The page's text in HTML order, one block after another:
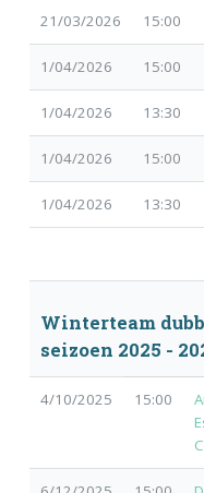
21/03/2026 15:00
1/04/2026 15:00
1/04/2026 13:30
1/04/2026 15:00
1/04/2026 13:30
Winterteam
seizoen 2025 -
4/10/2025 15:00